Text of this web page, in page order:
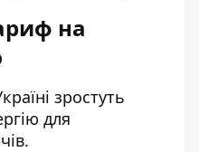
на
зростуть
для